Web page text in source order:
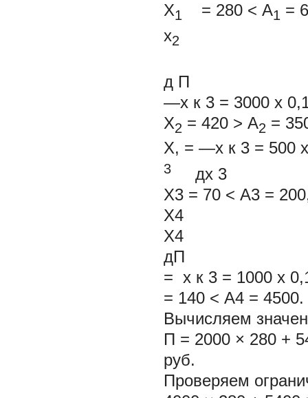
Х1 = 280 < А1 =
х2
д П
—х к 3 = 3000 х
Х2 = 420 > А2 =
Х, = —х к 3 = 500
3 дх 3
Х3 = 70 < А3 =
Х4
Х4
дП
= х к 3 = 1000 х
= 140 < А4 = 4500.
Вычисляем
П = 2000 × 280 +
руб.
Проверяем